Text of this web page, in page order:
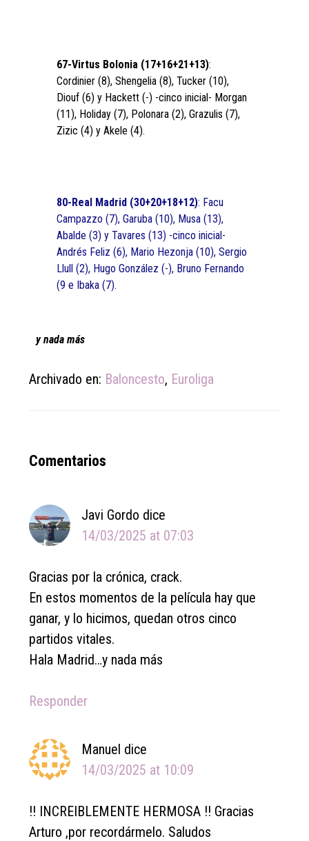
67-Virtus Bolonia (17+16+21+13):
Cordinier (8), Shengelia (8), Tucker (10),
Diouf (6) y Hackett (-) -cinco inicial- Morgan
(11), Holiday (7), Polonara (2), Grazulis (7),
Zizic (4) y Akele (4).
80-Real Madrid (30+20+18+12): Facu
Campazzo (7), Garuba (10), Musa (13),
Abalde (3) y Tavares (13) -cinco inicial-
Andrés Feliz (6), Mario Hezonja (10), Sergio
Llull (2), Hugo González (-), Bruno Fernando
(9 e Ibaka (7).
y nada más
Archivado en: Baloncesto, Euroliga
Reader
Comentarios
Javi Gordo dice
14/03/2025 at 07:03
Gracias por la crónica, crack.
En estos momentos de la película hay que
ganar, y lo hicimos, quedan otros cinco
partidos vitales.
Hala Madrid…y nada más
Responder
Manuel dice
14/03/2025 at 10:09
!! INCREIBLEMENTE HERMOSA !! Gracias
Arturo ,por recordármelo. Saludos